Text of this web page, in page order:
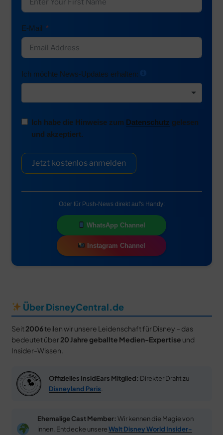
E-Mail
Ich möchte News-Updates erhalten:
Ich habe die Hinweise zum Datenschutz gelesen
und akzeptiert.
Jetzt kostenlos anmelden
Oder für Push-News direkt auf's Handy:
WhatsApp Channel
Instagram Channel
Über DisneyCentral.de
Seit 2006teilen wir unsere Leidenschaft für Disney – das
bedeutet über 20 Jahre geballte Medien-Expertise und
Insider-Wissen.
Offizielles InsidEars Mitglied: Direkter Draht zu
Disneyland Paris
Ehemalige Cast Member: Wir kennen die Magie von
innen. Entdecke unsereWalt Disney World Insider-